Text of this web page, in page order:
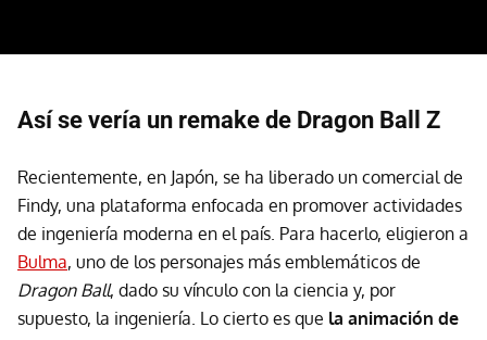
Así se vería un remake de Dragon Ball Z
Recientemente, en Japón, se ha liberado un comercial de
Findy, una plataforma enfocada en promover actividades
de ingeniería moderna en el país. Para hacerlo, eligieron a
Bulma, uno de los personajes más emblemáticos de
Dragon Ball, dado su vínculo con la ciencia y, por
supuesto, la ingeniería. Lo cierto es que la animación de